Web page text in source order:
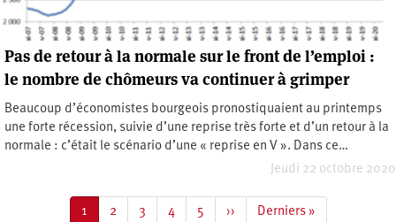
Pas de retour à la normale sur le front de l’emploi :
le nombre de chômeurs va continuer à grimper
Beaucoup d’économistes bourgeois pronostiquaient au printemps
une forte récession, suivie d’une reprise très forte et d’un retour à la
normale : c’était le scénario d’une « reprise en V ». Dans ce…
Jeudi 22 octobre 2020
Page
1 Page
2 Page
3 Page
4 Page
5
Page
››
Dernière
Derniers »